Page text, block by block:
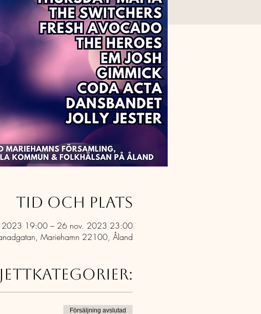
Tid och plats
2023 19:00 – 26 nov. 2023 23:00
Mariehamn 22100, Åland
Försäljning avslutad